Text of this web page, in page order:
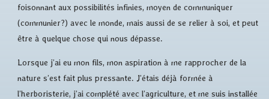
foisonnant aux possibilités infinies, moyen de communiquer
(communier?) avec le monde, mais aussi de se relier à soi, et peut
être à quelque chose qui nous dépasse.
Lorsque j’ai eu mon fils, mon aspiration à me rapprocher de la
nature s’est fait plus pressante. J’étais déjà formée à
l’herboristerie, j’ai complété avec l’agriculture, et me suis installée